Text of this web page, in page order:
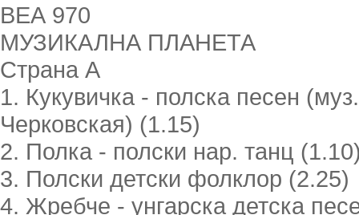
ВЕА 970
МУЗИКАЛНА ПЛАНЕТА
Страна А
1. Кукувичка - полска песен
Черковская) (1.15)
2. Полка - полски нар. танц
3. Полски детски фолклор (2.25)
4. Жребче - унгарска детска